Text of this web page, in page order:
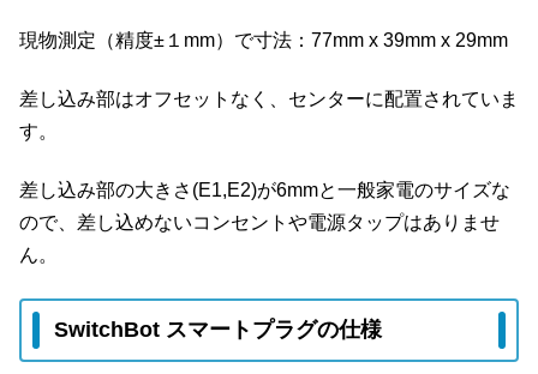
現物測定（精度±１mm）で寸法：77mm x 39mm x 29mm
差し込み部はオフセットなく、センターに配置されていま
す。
差し込み部の大きさ(E1,E2)が6mmと一般家電のサイズな
ので、差し込めないコンセントや電源タップはありませ
ん。
SwitchBot スマートプラグの仕様